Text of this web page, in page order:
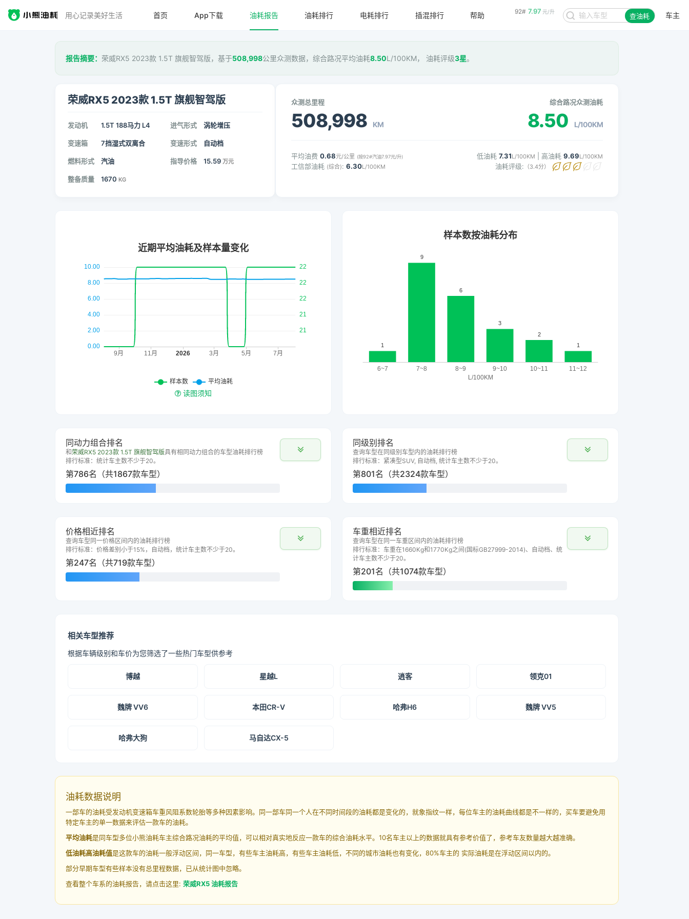
用心记录美好生活 95# 8.48 元/升 查油耗 车主
首页 App下载 油耗报告 油耗排行 电耗排行 插混排行 帮助
报告摘要： 荣威RX5 2023款 1.5T 旗舰智驾版，基于508,998公里众测数据，综合路况平均油耗8.50L/100KM， 油耗评级3星。
荣威RX5 2023款 1.5T 旗舰智驾版
发动机 1.5T 188马力 L4 进气形式 涡轮增压
变速箱 7挡湿式双离合 变速形式 自动档
燃料形式 汽油 指导价格 15.59 万元
整备质量 1670 KG
众测总里程
508,998 KM
综合路况众测油耗
8.50 L/100KM
平均油费 0.68元/公里 (按92#汽油7.97元/升)
工信部油耗 (综合): 6.30L/100KM
低油耗 7.31L/100KM | 高油耗 9.69L/100KM
油耗评级: （3.4分）
读图须知
同动力组合排名
和荣威RX5 2023款 1.5T 旗舰智驾版具有相同动力组合的车型油耗排行榜
排行标准：统计车主数不少于20。
第786名（共1867款车型）
同级别排名
查询车型在同级别车型内的油耗排行榜
排行标准：紧凑型SUV, 自动档, 统计车主数不少于20。
第801名（共2324款车型）
价格相近排名
查询车型同一价格区间内的油耗排行榜
排行标准：价格差别小于15%，自动档，统计车主数不少于20。
第247名（共719款车型）
车重相近排名
查询车型在同一车重区间内的油耗排行榜
排行标准：车重在1660Kg和1770Kg之间(国标GB27999-2014)、自动档、统
计车主数不少于20。
第201名（共1074款车型）
相关车型推荐
根据车辆级别和车价为您筛选了一些热门车型供参考
博越 星越L 逍客 领克01
魏牌 VV6 本田CR-V 哈弗H6 魏牌 VV5
哈弗大狗 马自达CX-5
油耗数据说明
一部车的油耗受发动机变速箱车重风阻系数轮胎等多种因素影响。同一部车同一个人在不同时间段的油耗都是变化的，就象指纹一样，每位车主的油耗曲线都是不一样的，买车要避免用
特定车主的单一数据来评估一款车的油耗。
平均油耗是同车型多位小熊油耗车主综合路况油耗的平均值，可以相对真实地反应一款车的综合油耗水平。10名车主以上的数据就具有参考价值了，参考车友数量越大越准确。
低油耗高油耗值是这款车的油耗一般浮动区间，同一车型，有些车主油耗高，有些车主油耗低，不同的城市油耗也有变化，80%车主的 实际油耗是在浮动区间以内的。
部分早期车型有些样本没有总里程数据，已从统计图中忽略。
查看整个车系的油耗报告，请点击这里: 荣威RX5 油耗报告